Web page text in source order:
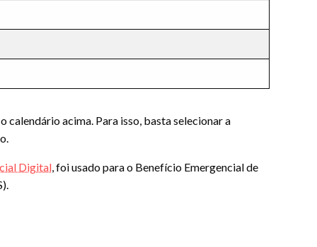
calendário acima. Para isso, basta selecionar a
Digital, foi usado para o Benefício Emergencial de